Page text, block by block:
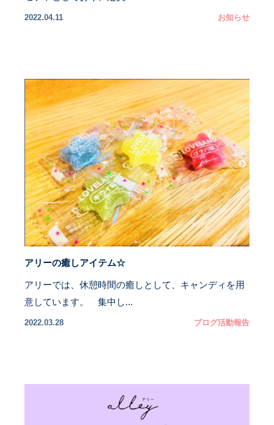
2022.04.11 お知らせ
アリーの癒しアイテム☆
アリーでは、休憩時間の癒しとして、キャンディを用
意しています。 集中し...
2022.03.28 ブログ活動報告